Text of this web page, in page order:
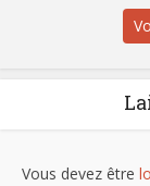
Vous devez être